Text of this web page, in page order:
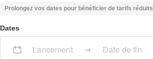
Prolongez vos dates pour bénéficier de tarifs réduits
Dates
Lancement Date de fin